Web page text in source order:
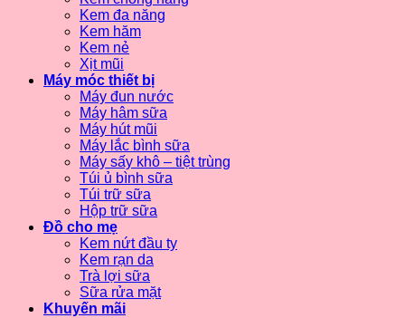
Kem đa năng
Kem hăm
Kem nẻ
Xịt mũi
Máy móc thiết bị
Máy đun nước
Máy hâm sữa
Máy hút mũi
Máy lắc bình sữa
Máy sấy khô – tiệt trùng
Túi ủ bình sữa
Túi trữ sữa
Hộp trữ sữa
Đồ cho mẹ
Kem nứt đầu ty
Kem rạn da
Trà lợi sữa
Sữa rửa mặt
Khuyến mãi